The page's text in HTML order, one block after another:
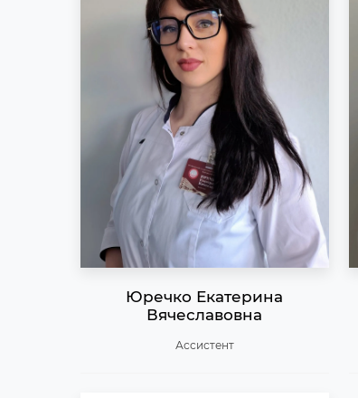
Юречко Екатерина
Вячеславовна
Ассистент